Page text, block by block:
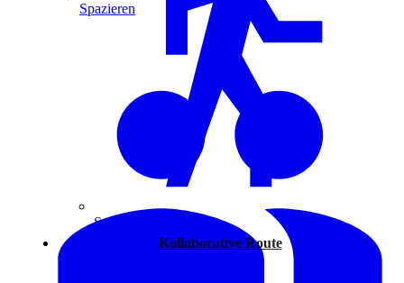
Spazieren
Kollaborative Route
Spazieren